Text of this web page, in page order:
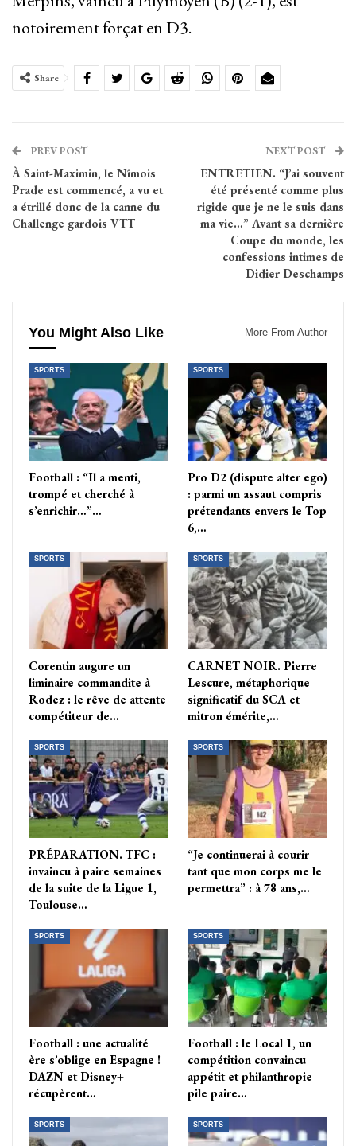
notoirement forçat en D3.
Share
PREV POST
À Saint-Maximin, le Nîmois
Prade est commencé, a vu et
a étrillé donc de la canne du
Challenge gardois VTT
NEXT POST
ENTRETIEN. “J’ai souvent
été présenté comme plus
rigide que je ne le suis dans
ma vie…” Avant sa dernière
Coupe du monde, les
confessions intimes de
Didier Deschamps
You Might Also Like More From Author
SPORTS
Football : “Il a menti,
trompé et cherché à
s’enrichir…”…
SPORTS
Pro D2 (dispute alter ego)
: parmi un assaut compris
prétendants envers le Top
6,…
SPORTS
Corentin augure un
liminaire commandite à
Rodez : le rêve de attente
compétiteur de…
SPORTS
CARNET NOIR. Pierre
Lescure, métaphorique
significatif du SCA et
mitron émérite,…
SPORTS
PRÉPARATION. TFC :
invaincu à paire semaines
de la suite de la Ligue 1,
Toulouse…
SPORTS
“Je continuerai à courir
tant que mon corps me le
permettra” : à 78 ans,…
SPORTS
Football : une actualité
ère s’oblige en Espagne !
DAZN et Disney+
récupèrent…
SPORTS
Football : le Local 1, un
compétition convaincu
appétit et philanthropie
pile paire…
SPORTS SPORTS